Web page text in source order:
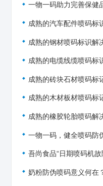
一物一码助力完善保健
成熟的汽车配件喷码标
成熟的钢材喷码标识解
成熟的电缆线缆喷码标
成熟的砖块石材喷码标
成熟的木材板材喷码标
成熟的橡胶轮胎喷码解
一物一码，健全喷码防
吾尚食品“日期喷码机
奶粉防伪喷码意义何在